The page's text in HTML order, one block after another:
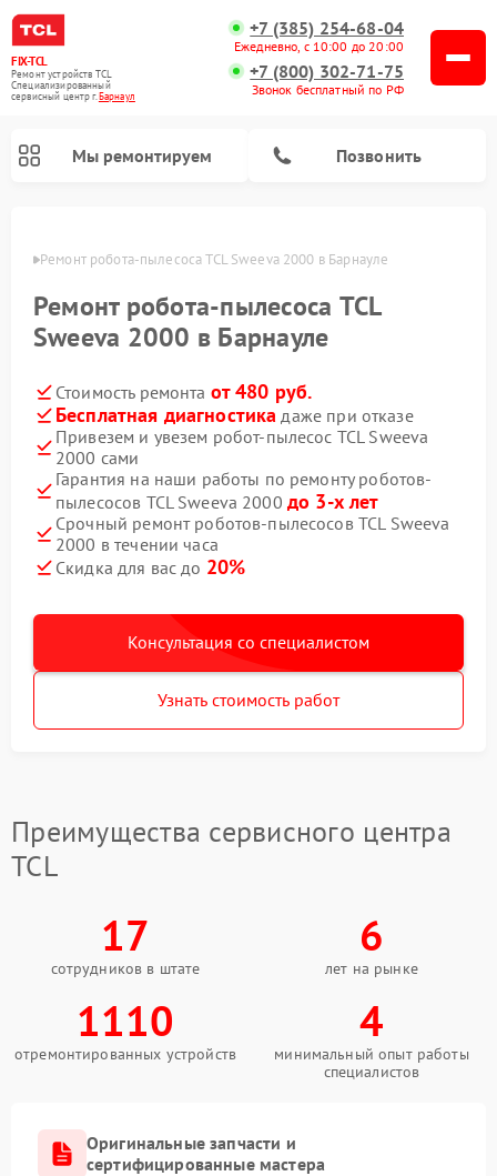
FIX-TCL
Ремонт устройств TCL
Специализированный
cервисный центр г.Барнаул
+7 (385) 254-68-04
Ежедневно, с 10:00 до 20:00
+7 (800) 302-71-75
Звонок бесплатный по РФ
Мы ремонтируем Позвонить
Ремонт робота-пылесоса TCL Sweeva 2000 в Барнауле
Ремонт робота-пылесоса TCL
Sweeva 2000 в Барнауле
Стоимость ремонта от 480 руб.
Бесплатная диагностика даже при отказе
Привезем и увезем робот-пылесос TCL Sweeva
2000 сами
Гарантия на наши работы по ремонту роботов-
пылесосов TCL Sweeva 2000 до 3-х лет
Срочный ремонт роботов-пылесосов TCL Sweeva
2000 в течении часа
Скидка для вас до 20%
Консультация со специалистом
Узнать стоимость работ
Преимущества сервисного центра
TCL
17
сотрудников в штате
6
лет на рынке
1110
отремонтированных устройств
4
минимальный опыт работы
специалистов
Оригинальные запчасти и
сертифицированные мастера